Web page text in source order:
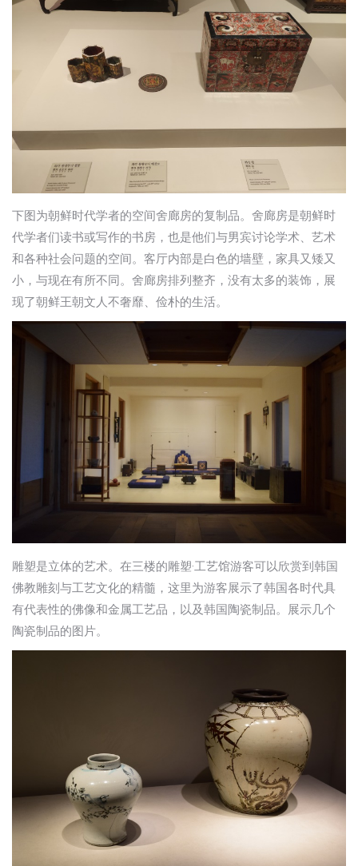
下图为朝鲜时代学者的空间舍廊房的复制品。舍廊房是朝鲜时
代学者们读书或写作的书房，也是他们与男宾讨论学术、艺术
和各种社会问题的空间。客厅内部是白色的墙壁，家具又矮又
小，与现在有所不同。舍廊房排列整齐，没有太多的装饰，展
现了朝鲜王朝文人不奢靡、俭朴的生活。
雕塑是立体的艺术。在三楼的雕塑·工艺馆游客可以欣赏到韩国
佛教雕刻与工艺文化的精髓，这里为游客展示了韩国各时代具
有代表性的佛像和金属工艺品，以及韩国陶瓷制品。展示几个
陶瓷制品的图片。